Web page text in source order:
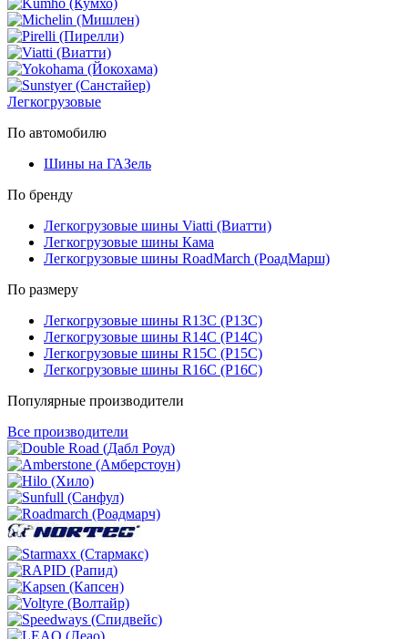
Легкогрузовые
По автомобилю
Шины на ГАЗель
По бренду
Легкогрузовые шины Viatti (Виатти)
Легкогрузовые шины Кама
Легкогрузовые шины RoadMarch (РоадМарш)
По размеру
Легкогрузовые шины R13C (Р13С)
Легкогрузовые шины R14C (Р14С)
Легкогрузовые шины R15C (Р15С)
Легкогрузовые шины R16C (Р16С)
Популярные производители
Все производители